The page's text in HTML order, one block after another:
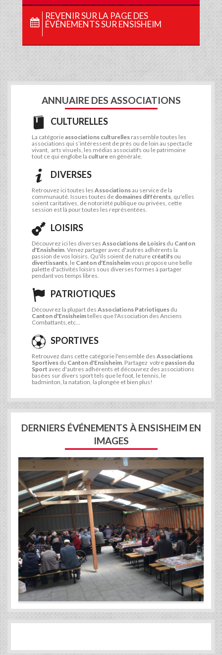
REVENIR SUR LA PAGE DES
ÉVÉNEMENTS SUR ENSISHEIM
ANNUAIRE DES ASSOCIATIONS
CULTURELLES
La catégorieassociations culturelles rassemble toutes les
associations qui s’intéressent de près ou de loin au spectacle
vivant, arts visuels, les médias associatifs ou le patrimoine
tout ce qui englobe la culture en générale.
DIVERSES
Retrouvez ici toutes les Associationsau service de la
communauté. Issues toutes de domaines différents, qu'elles
soient caritatives, de notoriété publique ou privées, cette
session est là pour toutes les représentées.
LOISIRS
Découvrez ici les diverses Associations de Loisirs du Canton
d'Ensisheim. Venez partager avec d'autres adhérents la
passion de vos loisirs. Qu'ils soient de nature créatifs ou
divertissants, le Canton d'Ensisheimvous propose une belle
palette d'activités loisirs sous diverses formes à partager
pendant vos temps libres.
PATRIOTIQUES
Découvrez la plupart des Associations Patriotiques du
Canton d'Ensisheimtelles que l'Association des Anciens
Combattants,etc...
SPORTIVES
Retrouvez dans cette catégorie l'ensemble des Associations
Sportives du Canton d'Ensisheim. Partagez votre passion du
Sport avec d'autres adhérents et découvrez des associations
basées sur divers sport tels que le foot, le tennis, le
badminton, la natation, la plongée et bien plus!
DERNIERS ÉVÉNEMENTS À ENSISHEIM EN
IMAGES
Previous Next